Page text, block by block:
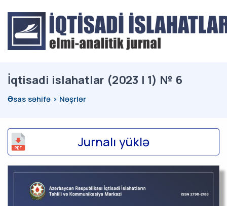
İqtisadi islahatlar (2023 | 1) № 6
Əsas səhifə Nəşrlər
Jurnalı yüklə